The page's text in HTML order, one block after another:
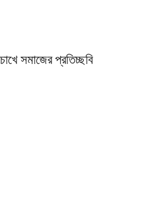
সমাজের প্রতিচ্ছবি